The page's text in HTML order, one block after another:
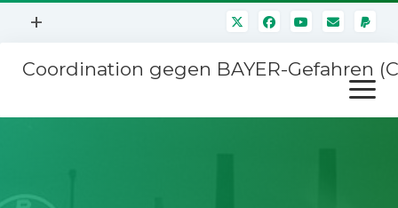
Menü
+
Mitmachen
Kontakt
Coordination gegen BAYER-Gefahren
Menü
öffnen